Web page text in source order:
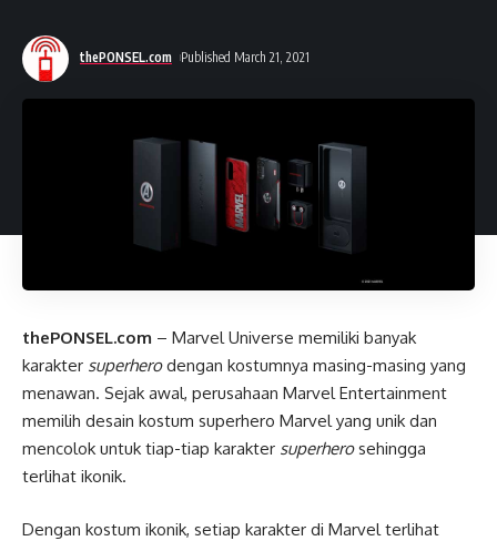
thePONSEL.com Published March 21, 2021
thePONSEL.com – Marvel Universe memiliki banyak
karakter superherodengan kostumnya masing-masing yang
menawan. Sejak awal, perusahaan Marvel Entertainment
memilih desain kostum superhero Marvel yang unik dan
mencolok untuk tiap-tiap karakter superherosehingga
terlihat ikonik.
Dengan kostum ikonik, setiap karakter di Marvel terlihat